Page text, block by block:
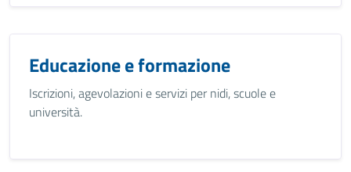
Educazione e formazione
Iscrizioni, agevolazioni e servizi per nidi, scuole e
università.